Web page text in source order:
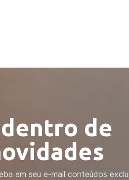
de
em seu e-mail conteúdos